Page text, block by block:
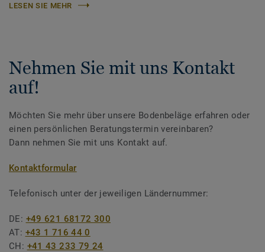
LESEN SIE MEHR
Nehmen Sie mit uns Kontakt
auf!
Möchten Sie mehr über unsere Bodenbeläge erfahren oder
einen persönlichen Beratungstermin vereinbaren?
Dann nehmen Sie mit uns Kontakt auf.
Kontaktformular
Telefonisch unter der jeweiligen Ländernummer:
DE: +49 621 68172 300
AT: +43 1 716 44 0
CH: +41 43 233 79 24